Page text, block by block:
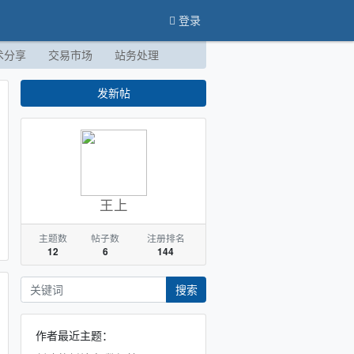
登录
分享 交易市场 站务处理
发新帖
王上
主题数
12
帖子数
6
注册排名
144
搜索
作者最近主题：